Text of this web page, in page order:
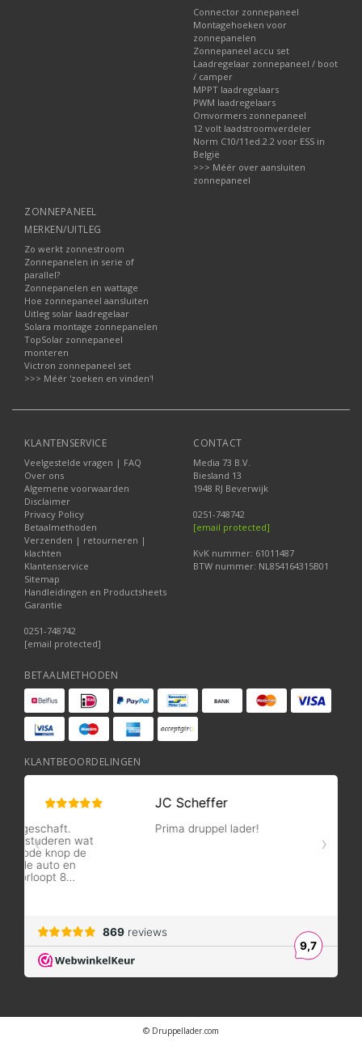
Connector zonnepaneel
Montagehoeken voor
zonnepanelen
Zonnepaneel accu set
Laadregelaar zonnepaneel / boot
/ camper
MPPT laadregelaars
PWM laadregelaars
Omvormers zonnepaneel
12 volt laadstroomverdeler
Norm C10/11ed.2.2 voor ESS in
België
>>> Méér over aansluiten
zonnepaneel
ZONNEPANEEL
MERKEN/UITLEG
Zo werkt zonnestroom
Zonnepanelen in serie of
parallel?
Zonnepanelen en wattage
Hoe zonnepaneel aansluiten
Uitleg solar laadregelaar
Solara montage zonnepanelen
TopSolar zonnepaneel
monteren
Victron zonnepaneel set
>>> Méér 'zoeken en vinden'!
KLANTENSERVICE
Veelgestelde vragen | FAQ
Over ons
Algemene voorwaarden
Disclaimer
Privacy Policy
Betaalmethoden
Verzenden | retourneren |
klachten
Klantenservice
Sitemap
Handleidingen en Productsheets
Garantie
0251-748742
[email protected]
CONTACT
Media 73 B.V.
Biesland 13
1948 RJ Beverwijk
0251-748742
[email protected]
KvK nummer: 61011487
BTW nummer: NL854164315B01
BETAALMETHODEN
KLANTBEOORDELINGEN
© Druppellader.com